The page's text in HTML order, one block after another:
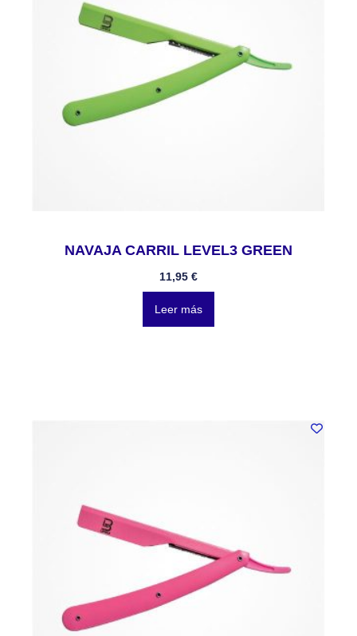
NAVAJA CARRIL LEVEL3 GREEN
11,95 €
Leer más